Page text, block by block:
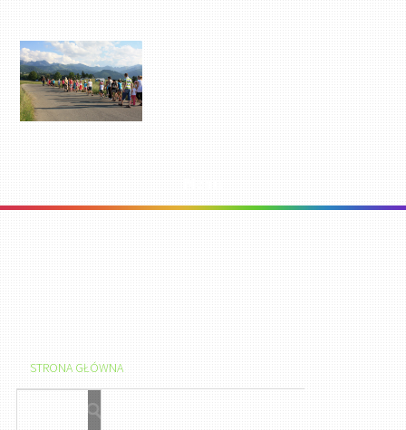
STRONA GŁÓWNA